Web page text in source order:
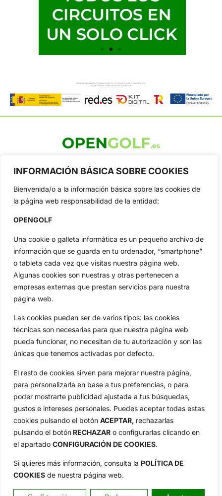
INFORMACIÓN BÁSICA SOBRE COOKIES
Bienvenida/o a la información básica sobre las cookies de
la página web responsabilidad de la entidad:
OPENGOLF
Una cookie o galleta informática es un pequeño archivo de
información que se guarda en tu ordenador, “smartphone”
o tableta cada vez que visitas nuestra página web.
Algunas cookies son nuestras y otras pertenecen a
empresas externas que prestan servicios para nuestra
página web.
Las cookies pueden ser de varios tipos: las cookies
técnicas son necesarias para que nuestra página web
pueda funcionar, no necesitan de tu autorización y son las
únicas que tenemos activadas por defecto.
El resto de cookies sirven para mejorar nuestra página,
para personalizarla en base a tus preferencias, o para
poder mostrarte publicidad ajustada a tus búsquedas,
gustos e intereses personales. Puedes aceptar todas estas
cookies pulsando el botón ACEPTAR, rechazarlas
pulsando el botón RECHAZAR o configurarlas clicando en
el apartado CONFIGURACIÓN DE COOKIES.
Si quieres más información, consulta la POLÍTICA DE
COOKIES de nuestra página web.
profesional y amateur, resultados en directo, vídeos, noticias,
Tour...
Categorias
Inicio
Amateurs
Especiales
Reglas
De Interés
Compañía
Aviso Legal
Política de Privacidad
Política de Cookies
Publicidad
Newsletters
Copyright © 2025 OpenGolf | Diseño por TecnoQuatre